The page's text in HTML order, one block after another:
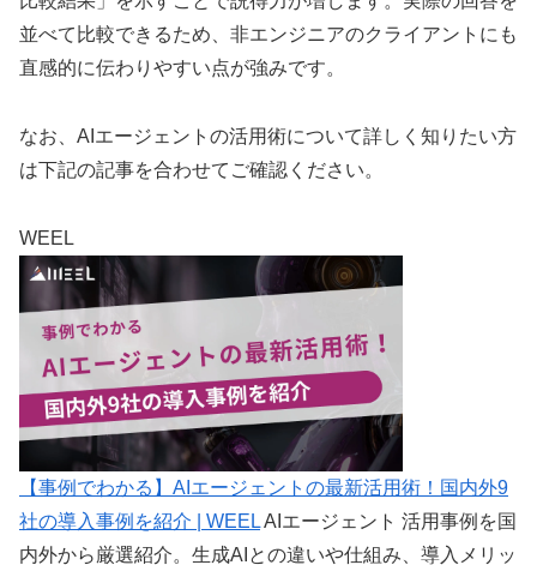
並べて比較できるため、非エンジニアのクライアントにも
直感的に伝わりやすい点が強みです。
なお、AIエージェントの活用術について詳しく知りたい方
は下記の記事を合わせてご確認ください。
WEEL
【事例でわかる】AIエージェントの最新活用術！国内外9
社の導入事例を紹介 | WEELAIエージェント 活用事例を国
内外から厳選紹介。生成AIとの違いや仕組み、導入メリッ